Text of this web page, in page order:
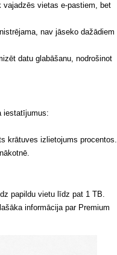
vietas e-pastiem, bet
nav jāseko dažādiem
datu glabāšanu, nodrošinot
iestatījumus:‭‬
krātuves izlietojums procentos.
papildu vietu līdz pat 1 TB.
informācija par Premium